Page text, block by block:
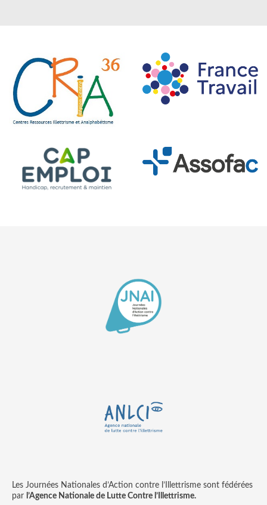
Les Journées Nationales d’Action contre l’Illettrisme sont fédérées
par l’Agence Nationale de Lutte Contre l’Illettrisme.